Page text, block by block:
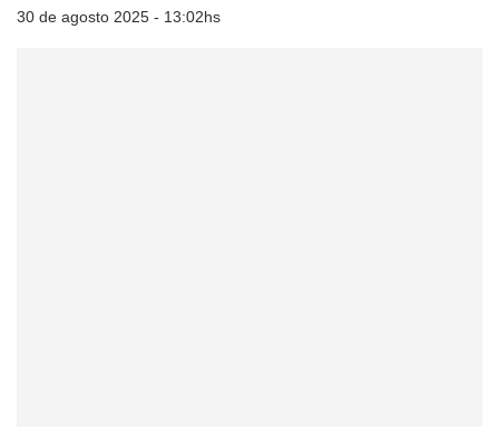
30 de agosto 2025 - 13:02hs